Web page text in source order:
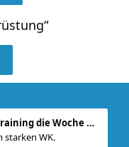
Re: Sub 3:20h mit 3-4 mal Training die Woche machb
starken WK.